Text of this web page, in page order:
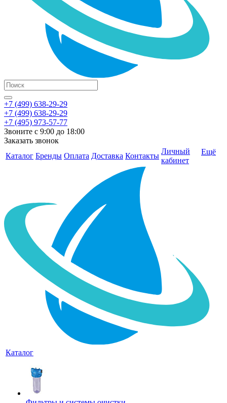
+7 (499) 638-29-29
+7 (499) 638-29-29
+7 (495) 973-57-77
Звоните с 9:00 до 18:00
Заказать звонок
Каталог Бренды Оплата Доставка Контакты
Личный
кабинет
Ещё
Каталог